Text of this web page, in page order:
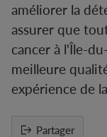
améliorer la
assurer que
cancer à l'Île-
meilleure
expérience de
Partager